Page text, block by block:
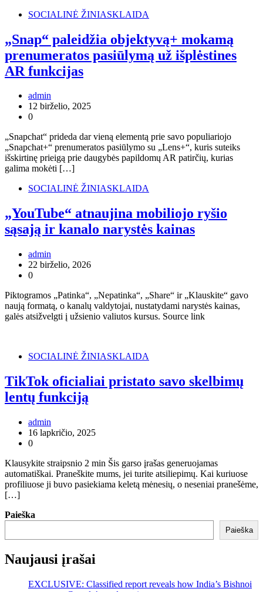
SOCIALINĖ ŽINIASKLAIDA
„Snap“ paleidžia objektyvą+ mokamą
prenumeratos pasiūlymą už išplėstines
AR funkcijas
admin
12 birželio, 2025
0
„Snapchat“ prideda dar vieną elementą prie savo populiariojo
„Snapchat+“ prenumeratos pasiūlymo su „Lens+“, kuris suteiks
išskirtinę prieigą prie daugybės papildomų AR patirčių, kurias
galima mokėti […]
SOCIALINĖ ŽINIASKLAIDA
„YouTube“ atnaujina mobiliojo ryšio
sąsają ir kanalo narystės kainas
admin
22 birželio, 2026
0
Piktogramos „Patinka“, „Nepatinka“, „Share“ ir „Klauskite“ gavo
naują formatą, o kanalų valdytojai, nustatydami narystės kainas,
galės atsižvelgti į užsienio valiutos kursus. Source link
SOCIALINĖ ŽINIASKLAIDA
TikTok oficialiai pristato savo skelbimų
lentų funkciją
admin
16 lapkričio, 2025
0
Klausykite straipsnio 2 min Šis garso įrašas generuojamas
automatiškai. Praneškite mums, jei turite atsiliepimų. Kai kuriuose
profiliuose ji buvo pasiekiama keletą mėnesių, o neseniai pranešėme,
[…]
Paieška
Paieška
Naujausi įrašai
EXCLUSIVE: Classified report reveals how India’s Bishnoi